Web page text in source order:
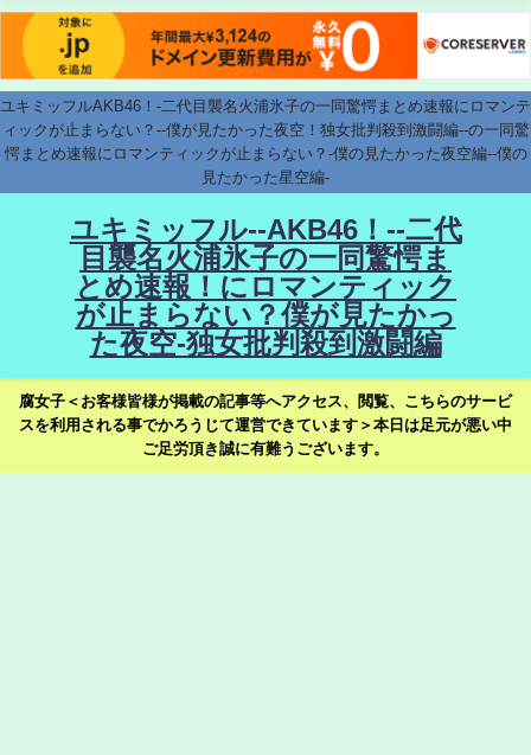
ユキミッフルAKB46！-二代目襲名火浦氷子の一同驚愕まとめ速報にロマンテ
ィックが止まらない？--僕が見たかった夜空！独女批判殺到激闘編--の一同驚
愕まとめ速報にロマンティックが止まらない？-僕の見たかった夜空編--僕の
見たかった星空編-
ユキミッフル--AKB46！--二代
目襲名火浦氷子の一同驚愕ま
とめ速報！にロマンティック
が止まらない？僕が見たかっ
た夜空-独女批判殺到激闘編
腐女子＜お客様皆様が掲載の記事等へアクセス、閲覧、こちらのサービ
スを利用される事でかろうじて運営できています＞本日は足元が悪い中
ご足労頂き誠に有難うございます。